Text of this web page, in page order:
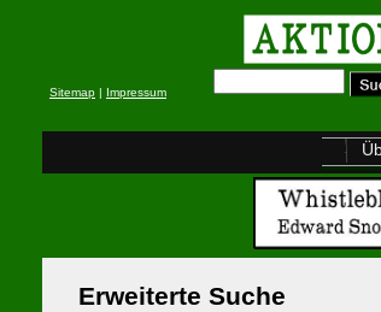
Sitemap | Impressum
Erweiterte Suche